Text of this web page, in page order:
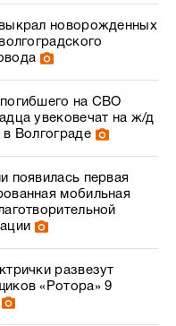
выкрал новорожденных
погибшего на СВО
увековечат на ж/д
в Волгограде
появилась первая
мобильная
развезут
«Ротора» 9